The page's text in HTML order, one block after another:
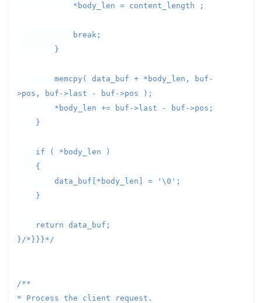
*body_len = content_length ;
break;
}
memcpy( data_buf + *body_len, buf-
>pos, buf->last - buf->pos );
*body_len += buf->last - buf->pos;
}
if ( *body_len )
{
data_buf[*body_len] = '\0';
}
return data_buf;
}/*}}}*/
/**
* Process the client request.